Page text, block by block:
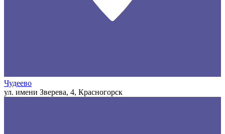
Чудеево
ул. имени Зверева, 4, Красногорск